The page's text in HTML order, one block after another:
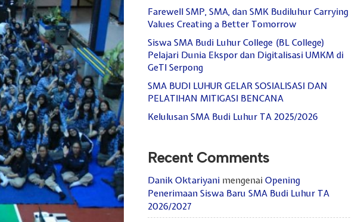
Farewell SMP, SMA, dan SMK Budiluhur Carrying
Values Creating a Better Tomorrow
Siswa SMA Budi Luhur College (BL College)
Pelajari Dunia Ekspor dan Digitalisasi UMKM di
GeTI Serpong
SMA BUDI LUHUR GELAR SOSIALISASI DAN
PELATIHAN MITIGASI BENCANA
Kelulusan SMA Budi Luhur TA 2025/2026
Recent Comments
Danik Oktariyani mengenai Opening
Penerimaan Siswa Baru SMA Budi Luhur TA
2026/2027